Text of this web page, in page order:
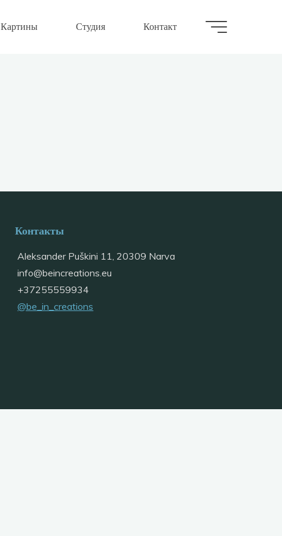
Картины Студия Контакт
Контакты
Aleksander Puškini 11, 20309 Narva
info@beincreations.eu
+37255559934
@be_in_creations